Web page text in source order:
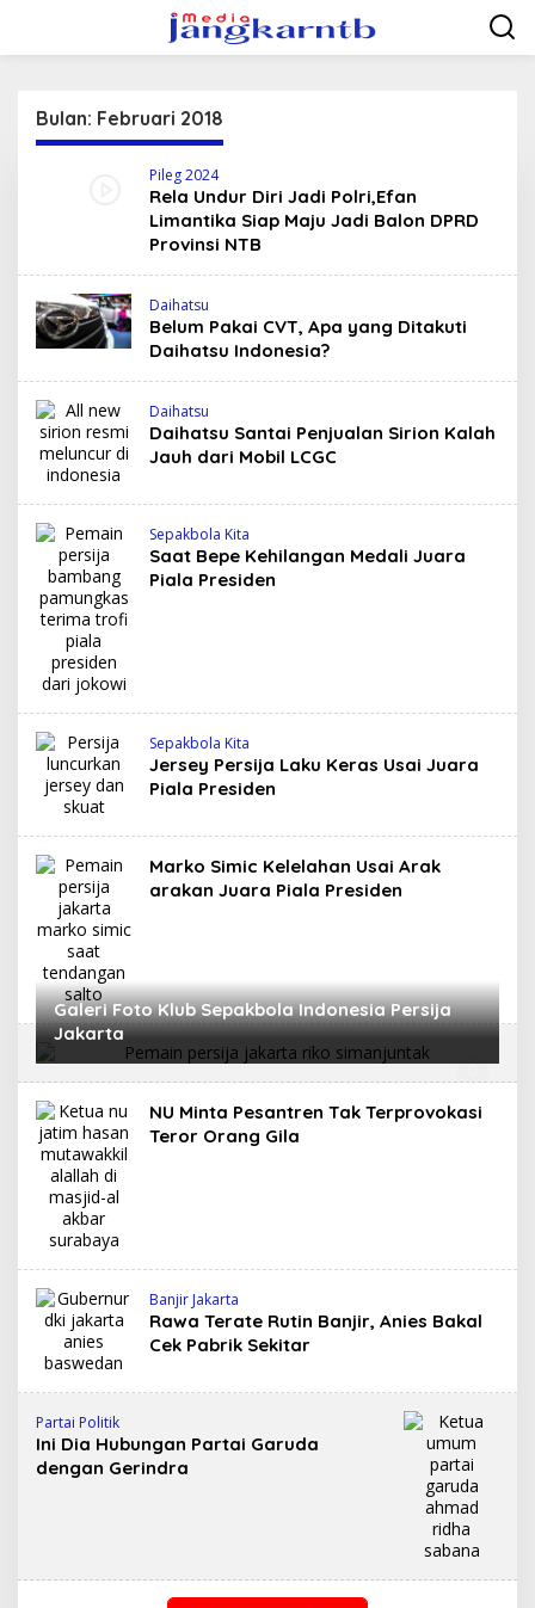
konten
Bulan: Februari 2018
Pileg 2024
Rela Undur Diri Jadi Polri,Efan
Limantika Siap Maju Jadi Balon DPRD
Provinsi NTB
Daihatsu
Belum Pakai CVT, Apa yang Ditakuti
Daihatsu Indonesia?
Daihatsu
Daihatsu Santai Penjualan Sirion Kalah
Jauh dari Mobil LCGC
Sepakbola Kita
Saat Bepe Kehilangan Medali Juara
Piala Presiden
Sepakbola Kita
Jersey Persija Laku Keras Usai Juara
Piala Presiden
Marko Simic Kelelahan Usai Arak
arakan Juara Piala Presiden
Galeri Foto Klub Sepakbola Indonesia Persija
Jakarta
NU Minta Pesantren Tak Terprovokasi
Teror Orang Gila
Banjir Jakarta
Rawa Terate Rutin Banjir, Anies Bakal
Cek Pabrik Sekitar
Partai Politik
Ini Dia Hubungan Partai Garuda
dengan Gerindra